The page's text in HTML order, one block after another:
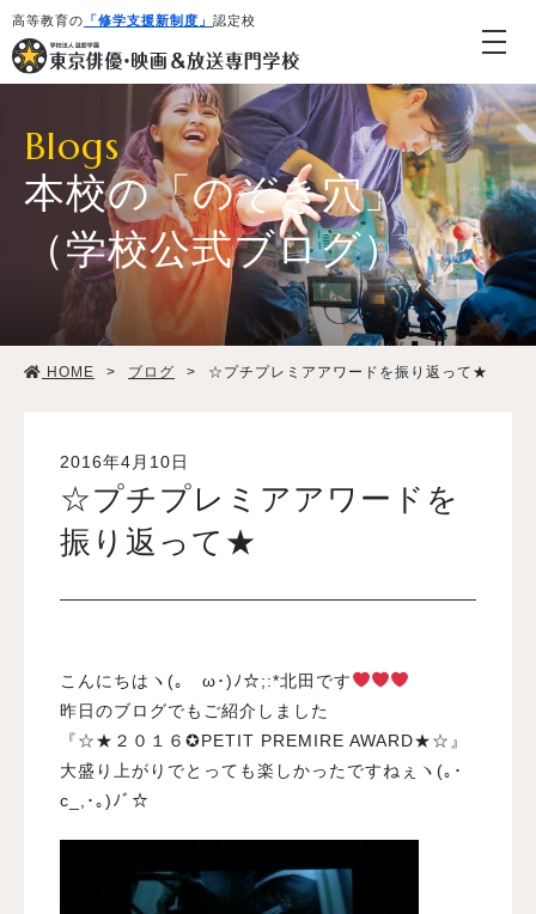
高等教育の 「修学支援新制度」 認定校
学校紹介・教育システム
学生生活
就職・デビュー
入試案内
学校情報
オープンキャンパス
Blogs
本校の「のぞき穴」
（学校公式ブログ）
HOME > ブログ > ☆プチプレミアアワードを振り返って★
2016年4月10日
☆プチプレミアアワードを
振り返って★
こんにちはヽ(｡ゝω･)ﾉ☆;:*北田です
昨日のブログでもご紹介しました
『☆★２０１６✪PETIT PREMIRE AWARD★☆』
大盛り上がりでとっても楽しかったですねぇヽ(｡･
c_,･｡)ﾉﾞ☆